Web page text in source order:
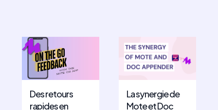
Des retours
rapides en
La synergie de
Mote et Doc